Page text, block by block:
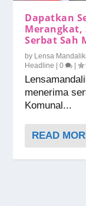
Dapatkan
Merangkat,
Serbat Sah
by Lensa
Headline
|0 |
menerima
Komunal...
READ